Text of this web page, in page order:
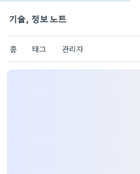
기술, 정보 노트
홈 태그 관리자